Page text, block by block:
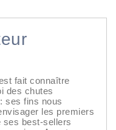
fait connaître
des chutes
ses fins nous
les premiers
ses best-sellers